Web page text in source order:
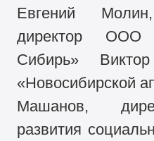
Евгений
директор ООО
Сибирь»
«Новосибирской
Машанов,
развития